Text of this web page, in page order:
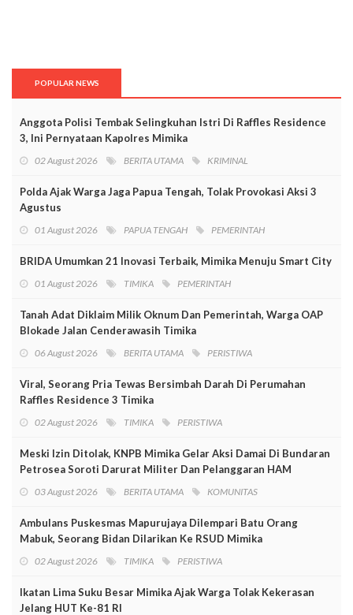
POPULAR NEWS
Anggota Polisi Tembak Selingkuhan Istri Di Raffles Residence
3, Ini Pernyataan Kapolres Mimika
02 August 2026 BERITA UTAMA KRIMINAL
Polda Ajak Warga Jaga Papua Tengah, Tolak Provokasi Aksi 3
Agustus
01 August 2026 PAPUA TENGAH PEMERINTAH
BRIDA Umumkan 21 Inovasi Terbaik, Mimika Menuju Smart City
01 August 2026 TIMIKA PEMERINTAH
Tanah Adat Diklaim Milik Oknum Dan Pemerintah, Warga OAP
Blokade Jalan Cenderawasih Timika
06 August 2026 BERITA UTAMA PERISTIWA
Viral, Seorang Pria Tewas Bersimbah Darah Di Perumahan
Raffles Residence 3 Timika
02 August 2026 TIMIKA PERISTIWA
Meski Izin Ditolak, KNPB Mimika Gelar Aksi Damai Di Bundaran
Petrosea Soroti Darurat Militer Dan Pelanggaran HAM
03 August 2026 BERITA UTAMA KOMUNITAS
Ambulans Puskesmas Mapurujaya Dilempari Batu Orang
Mabuk, Seorang Bidan Dilarikan Ke RSUD Mimika
02 August 2026 TIMIKA PERISTIWA
Ikatan Lima Suku Besar Mimika Ajak Warga Tolak Kekerasan
Jelang HUT Ke-81 RI